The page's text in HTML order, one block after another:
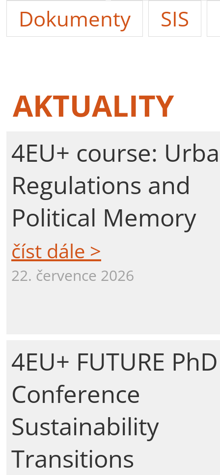
Dokumenty
SIS
AKTUALITY
4EU+ course:
Regulations and
Political Memory
číst dále >
22. července 2026
4EU+ FUTURE PhD
Conference
Sustainability
Transitions